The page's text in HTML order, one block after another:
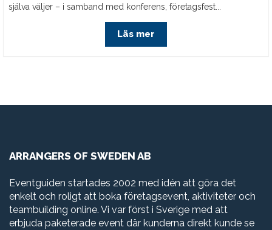
själva väljer – i samband med konferens, företagsfest...
Läs mer
ARRANGERS OF SWEDEN AB
Eventguiden startades 2002 med idén att göra det
enkelt och roligt att boka företagsevent, aktiviteter och
teambuilding online. Vi var först i Sverige med att
erbjuda paketerade event där kunderna direkt kunde se